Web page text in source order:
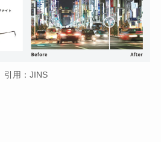
しまじろうのぬいぐるみはどこで
売ってる？トイザらスやamazon
やメルカリで買える？
引用：JINS